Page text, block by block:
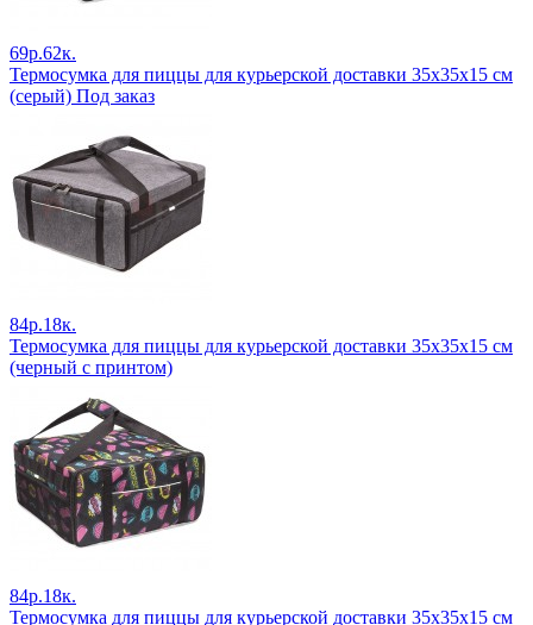
69р.62к.
Термосумка для пиццы для курьерской доставки 35х35х15 см
(серый) Под заказ
84р.18к.
Термосумка для пиццы для курьерской доставки 35х35х15 см
(черный с принтом)
84р.18к.
Термосумка для пиццы для курьерской доставки 35х35х15 см